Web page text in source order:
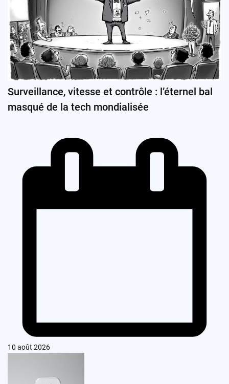
Surveillance, vitesse et contrôle : l’éternel bal
masqué de la tech mondialisée
10 août 2026